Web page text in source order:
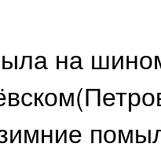
на